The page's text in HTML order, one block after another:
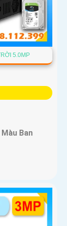
5.0MP
Ban